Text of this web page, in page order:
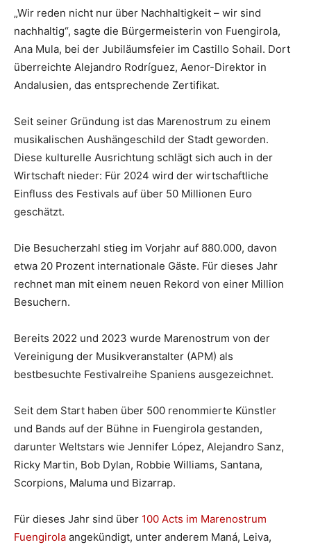
„Wir reden nicht nur über Nachhaltigkeit – wir sind
nachhaltig“, sagte die Bürgermeisterin von Fuengirola,
Ana Mula, bei der Jubiläumsfeier im Castillo Sohail. Dort
überreichte Alejandro Rodríguez, Aenor-Direktor in
Andalusien, das entsprechende Zertifikat.
Seit seiner Gründung ist das Marenostrum zu einem
musikalischen Aushängeschild der Stadt geworden.
Diese kulturelle Ausrichtung schlägt sich auch in der
Wirtschaft nieder: Für 2024 wird der wirtschaftliche
Einfluss des Festivals auf über 50 Millionen Euro
geschätzt.
Die Besucherzahl stieg im Vorjahr auf 880.000, davon
etwa 20 Prozent internationale Gäste. Für dieses Jahr
rechnet man mit einem neuen Rekord von einer Million
Besuchern.
Bereits 2022 und 2023 wurde Marenostrum von der
Vereinigung der Musikveranstalter (APM) als
bestbesuchte Festivalreihe Spaniens ausgezeichnet.
Seit dem Start haben über 500 renommierte Künstler
und Bands auf der Bühne in Fuengirola gestanden,
darunter Weltstars wie Jennifer López, Alejandro Sanz,
Ricky Martin, Bob Dylan, Robbie Williams, Santana,
Scorpions, Maluma und Bizarrap.
Für dieses Jahr sind über 100 Acts im Marenostrum
Fuengirola angekündigt, unter anderem Maná, Leiva,